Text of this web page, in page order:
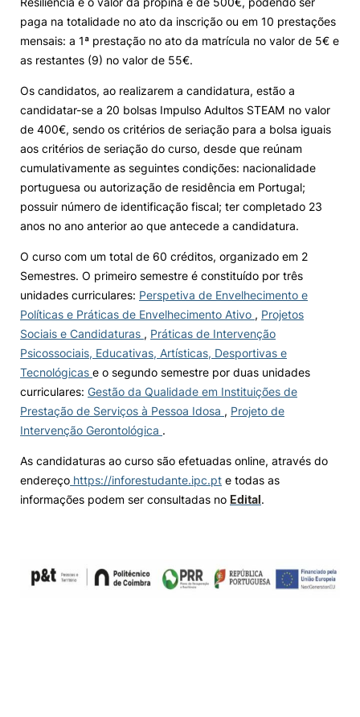
paga na totalidade no ato da inscrição ou em 10 prestações
mensais: a 1ª prestação no ato da matrícula no valor de 5€ e
as restantes (9) no valor de 55€.
Os candidatos, ao realizarem a candidatura, estão a
candidatar-se a 20 bolsas Impulso Adultos STEAM no valor
de 400€, sendo os critérios de seriação para a bolsa iguais
aos critérios de seriação do curso, desde que reúnam
cumulativamente as seguintes condições: nacionalidade
portuguesa ou autorização de residência em Portugal;
possuir número de identificação fiscal; ter completado 23
anos no ano anterior ao que antecede a candidatura.
O curso com um total de 60 créditos, organizado em 2
Semestres. O primeiro semestre é constituído por três
unidades curriculares: Perspetiva de Envelhecimento e
Políticas e Práticas de Envelhecimento Ativo , Projetos
Sociais e Candidaturas , Práticas de Intervenção
Psicossociais, Educativas, Artísticas, Desportivas e
Tecnológicas e o segundo semestre por duas unidades
curriculares: Gestão da Qualidade em Instituições de
Prestação de Serviços à Pessoa Idosa , Projeto de
Intervenção Gerontológica .
As candidaturas ao curso são efetuadas online, através do
endereço https://inforestudante.ipc.pt e todas as
informações podem ser consultadas no Edital.